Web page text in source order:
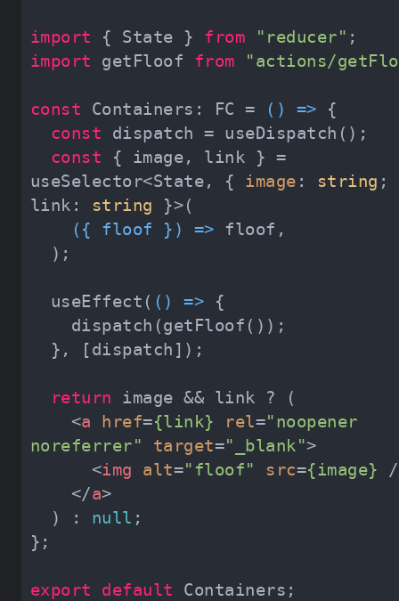
import { State } from "reducer"
import getFloof from "actions/
const Containers: FC = () =>
const
const { image, link } =
useSelector<State, { image : string ;
link:
string
( { floof } ) =>
  useEffect(
() =>
return
<a href={link} rel="noopener
noreferrer"
target="_blank">
<img alt="floof" src={image} /
</a>
  ) :
null
export default